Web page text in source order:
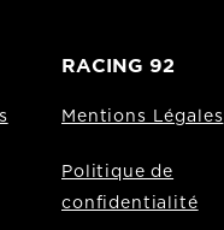
RACING 92
Mentions Légales
Politique de
confidentialité